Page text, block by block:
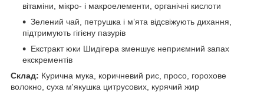
вітаміни, мікро- і макроелементи, органічні кислоти
Зелений чай, петрушка і м’ята відсвіжують дихання,
підтримують гігієну пазурів
Екстракт юки Шидігера зменшує неприємний запах
екскрементів
Склад: Курична мука, коричневий рис, просо, горохове
волокно, суха м'якушка цитрусових, курячий жир